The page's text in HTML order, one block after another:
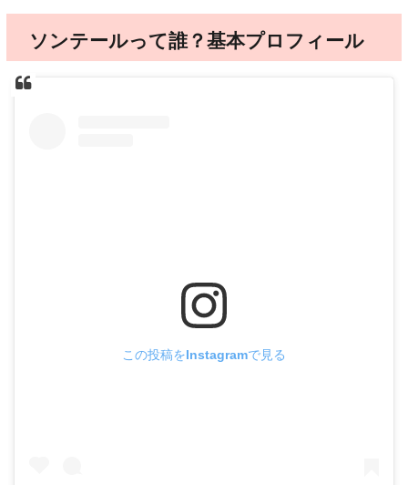
ソンテールって誰？基本プロフィール
この投稿をInstagramで見る